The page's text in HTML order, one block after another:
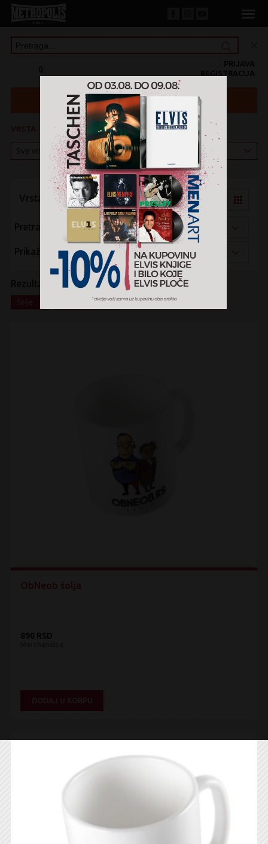
0 REGISTRACIJA
PRIJAVA
KATEGORIJA
Vrsta pregleda:
Pretraži po:
Prikaži po:
Rezultati pretrage:
Merchandise x
890 RSD